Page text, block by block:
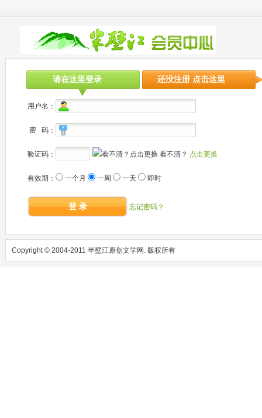
请在这里登录 还没注册 点击这里
用户名：
密 码：
验证码： 看不清？ 点击更换
有效期： 一个月 一周 一天 即时
登 录 忘记密码？
Copyright © 2004-2011 半壁江原创文学网. 版权所有